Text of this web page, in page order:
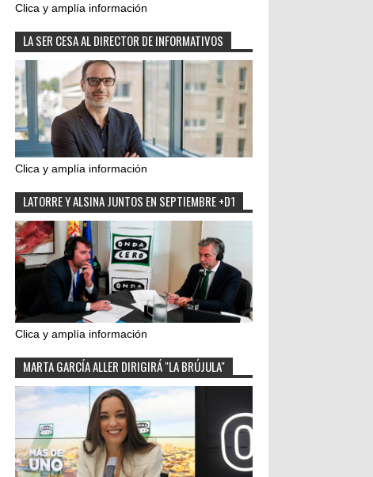
Clica y amplía información
LA SER CESA AL DIRECTOR DE INFORMATIVOS
Clica y amplía información
LATORRE Y ALSINA JUNTOS EN SEPTIEMBRE +D1
Clica y amplía información
MARTA GARCÍA ALLER DIRIGIRÁ "LA BRÚJULA"